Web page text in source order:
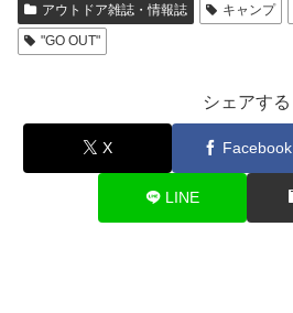
アウトドア雑誌・情報誌 キャンプ
"GO OUT"
シェアする
X Facebook
LINE